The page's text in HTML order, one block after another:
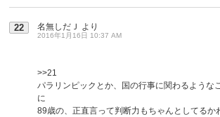
22 名無しだＪ より
2016年1月16日 10:37 AM
>>21
パラリンピックとか、国の行事に関わるような
に
89歳の、正直言って判断力もちゃんとしてるか